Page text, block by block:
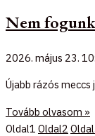
Nem
2026. május 23.
Újabb rázós meccs
Tovább olvasom »
Oldal1 Oldal2 Oldal